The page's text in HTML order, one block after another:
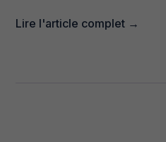
Lire l'article complet →